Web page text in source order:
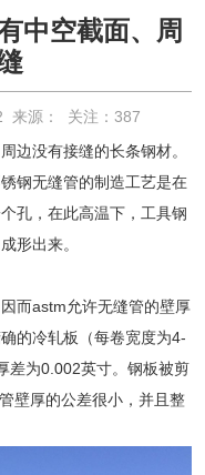
中空截面、周
来源： 关注： 387
边没有接缝的长条钢材。
钢无缝管的制造工艺是在
孔，在此高温下，工具钢
形出来。
而astm允许无缝管的壁厚
的冷轧板（每卷宽度为4-
差为0.002英寸。钢板被剪
壁厚的公差很小，并且整